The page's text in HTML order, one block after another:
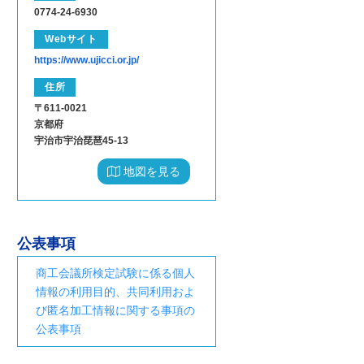
0774-24-6930
Webサイト
https://www.ujicci.or.jp/
住所
〒611-0021
京都府
宇治市宇治琵琶45-13
地図を見る
公表事項
商工会議所検定試験に係る個人
情報の利用目的、共同利用およ
び匿名加工情報に関する事項の
公表事項